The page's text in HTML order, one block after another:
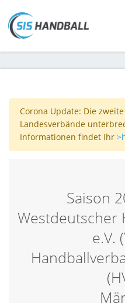
Corona Update: Die
Landesverbände
Informationen findet Ihr
Saison
Westdeutscher
e.V.